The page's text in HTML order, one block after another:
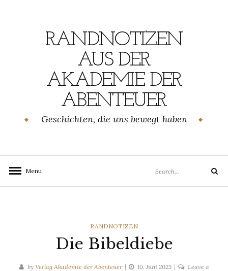
RANDNOTIZEN
AUS DER
AKADEMIE DER
ABENTEUER
Geschichten, die uns bewegt haben
Menu
for:
Search
CATEGORIES
RANDNOTIZEN
Die Bibeldiebe
by Verlag Akademie der Abenteuer 10. Juni 2025
Leave a